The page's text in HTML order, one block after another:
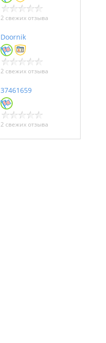
2 свежих отзыва
Doornik
2 свежих отзыва
37461659
2 свежих отзыва